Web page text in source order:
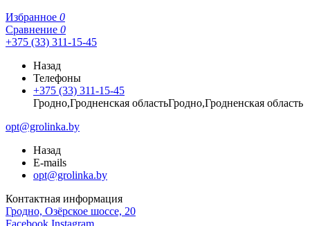
Избранное 0
Сравнение 0
+375 (33) 311-15-45
Назад
Телефоны
+375 (33) 311-15-45
Гродно,Гродненская областьГродно,Гродненская область
opt@grolinka.by
Назад
E-mails
opt@grolinka.by
Контактная информация
Гродно, Озёрское шоссе, 20
Facebook Instagram